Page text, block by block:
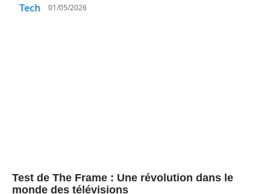
Tech 01/05/2026
Test de The Frame : Une révolution dans le
monde des télévisions